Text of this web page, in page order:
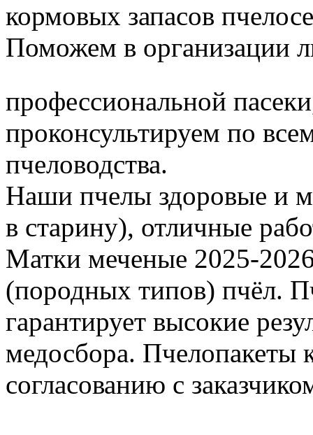
кормовых запасов
Поможем в организации
профессиональной
проконсультируем по
пчеловодства.
Наши пчелы здоровые и
в старину), отличные
Матки меченые 2025-
(породных типов) пчёл.
гарантирует высокие
медосбора. Пчелопакеты
согласованию с